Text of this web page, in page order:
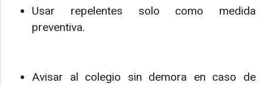
Usar repelentes solo como medida
preventiva.
Avisar al colegio sin demora en caso de